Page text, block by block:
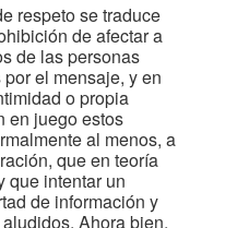
respeto se traduce
de afectar a
de las personas
el mensaje, y en
o propia
en juego estos
al menos, a
que en teoría
que intentar un
de información y
Ahora bien,